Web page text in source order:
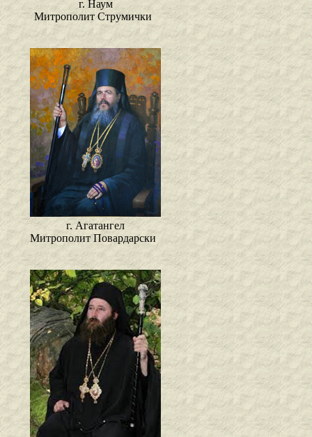
г. Наум
Митрополит Струмички
г. Агатангел
Митрополит Повардарски